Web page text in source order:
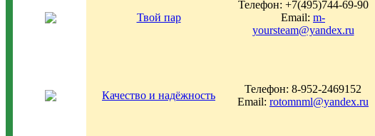
Твой пар
Телефон: +7(495)744-69-90
Email: m-
yoursteam@yandex.ru
Качество и надёжность
Телефон: 8-952-2469152
Email: rotomnml@yandex.ru